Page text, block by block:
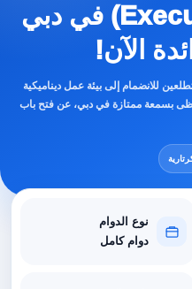
(Executive Secretary) في دبي
الآن!
للانضمام إلى بيئة عمل ديناميكية
بسمعة ممتازة في دبي، عن فتح باب
نوع الدوام
دوام كامل